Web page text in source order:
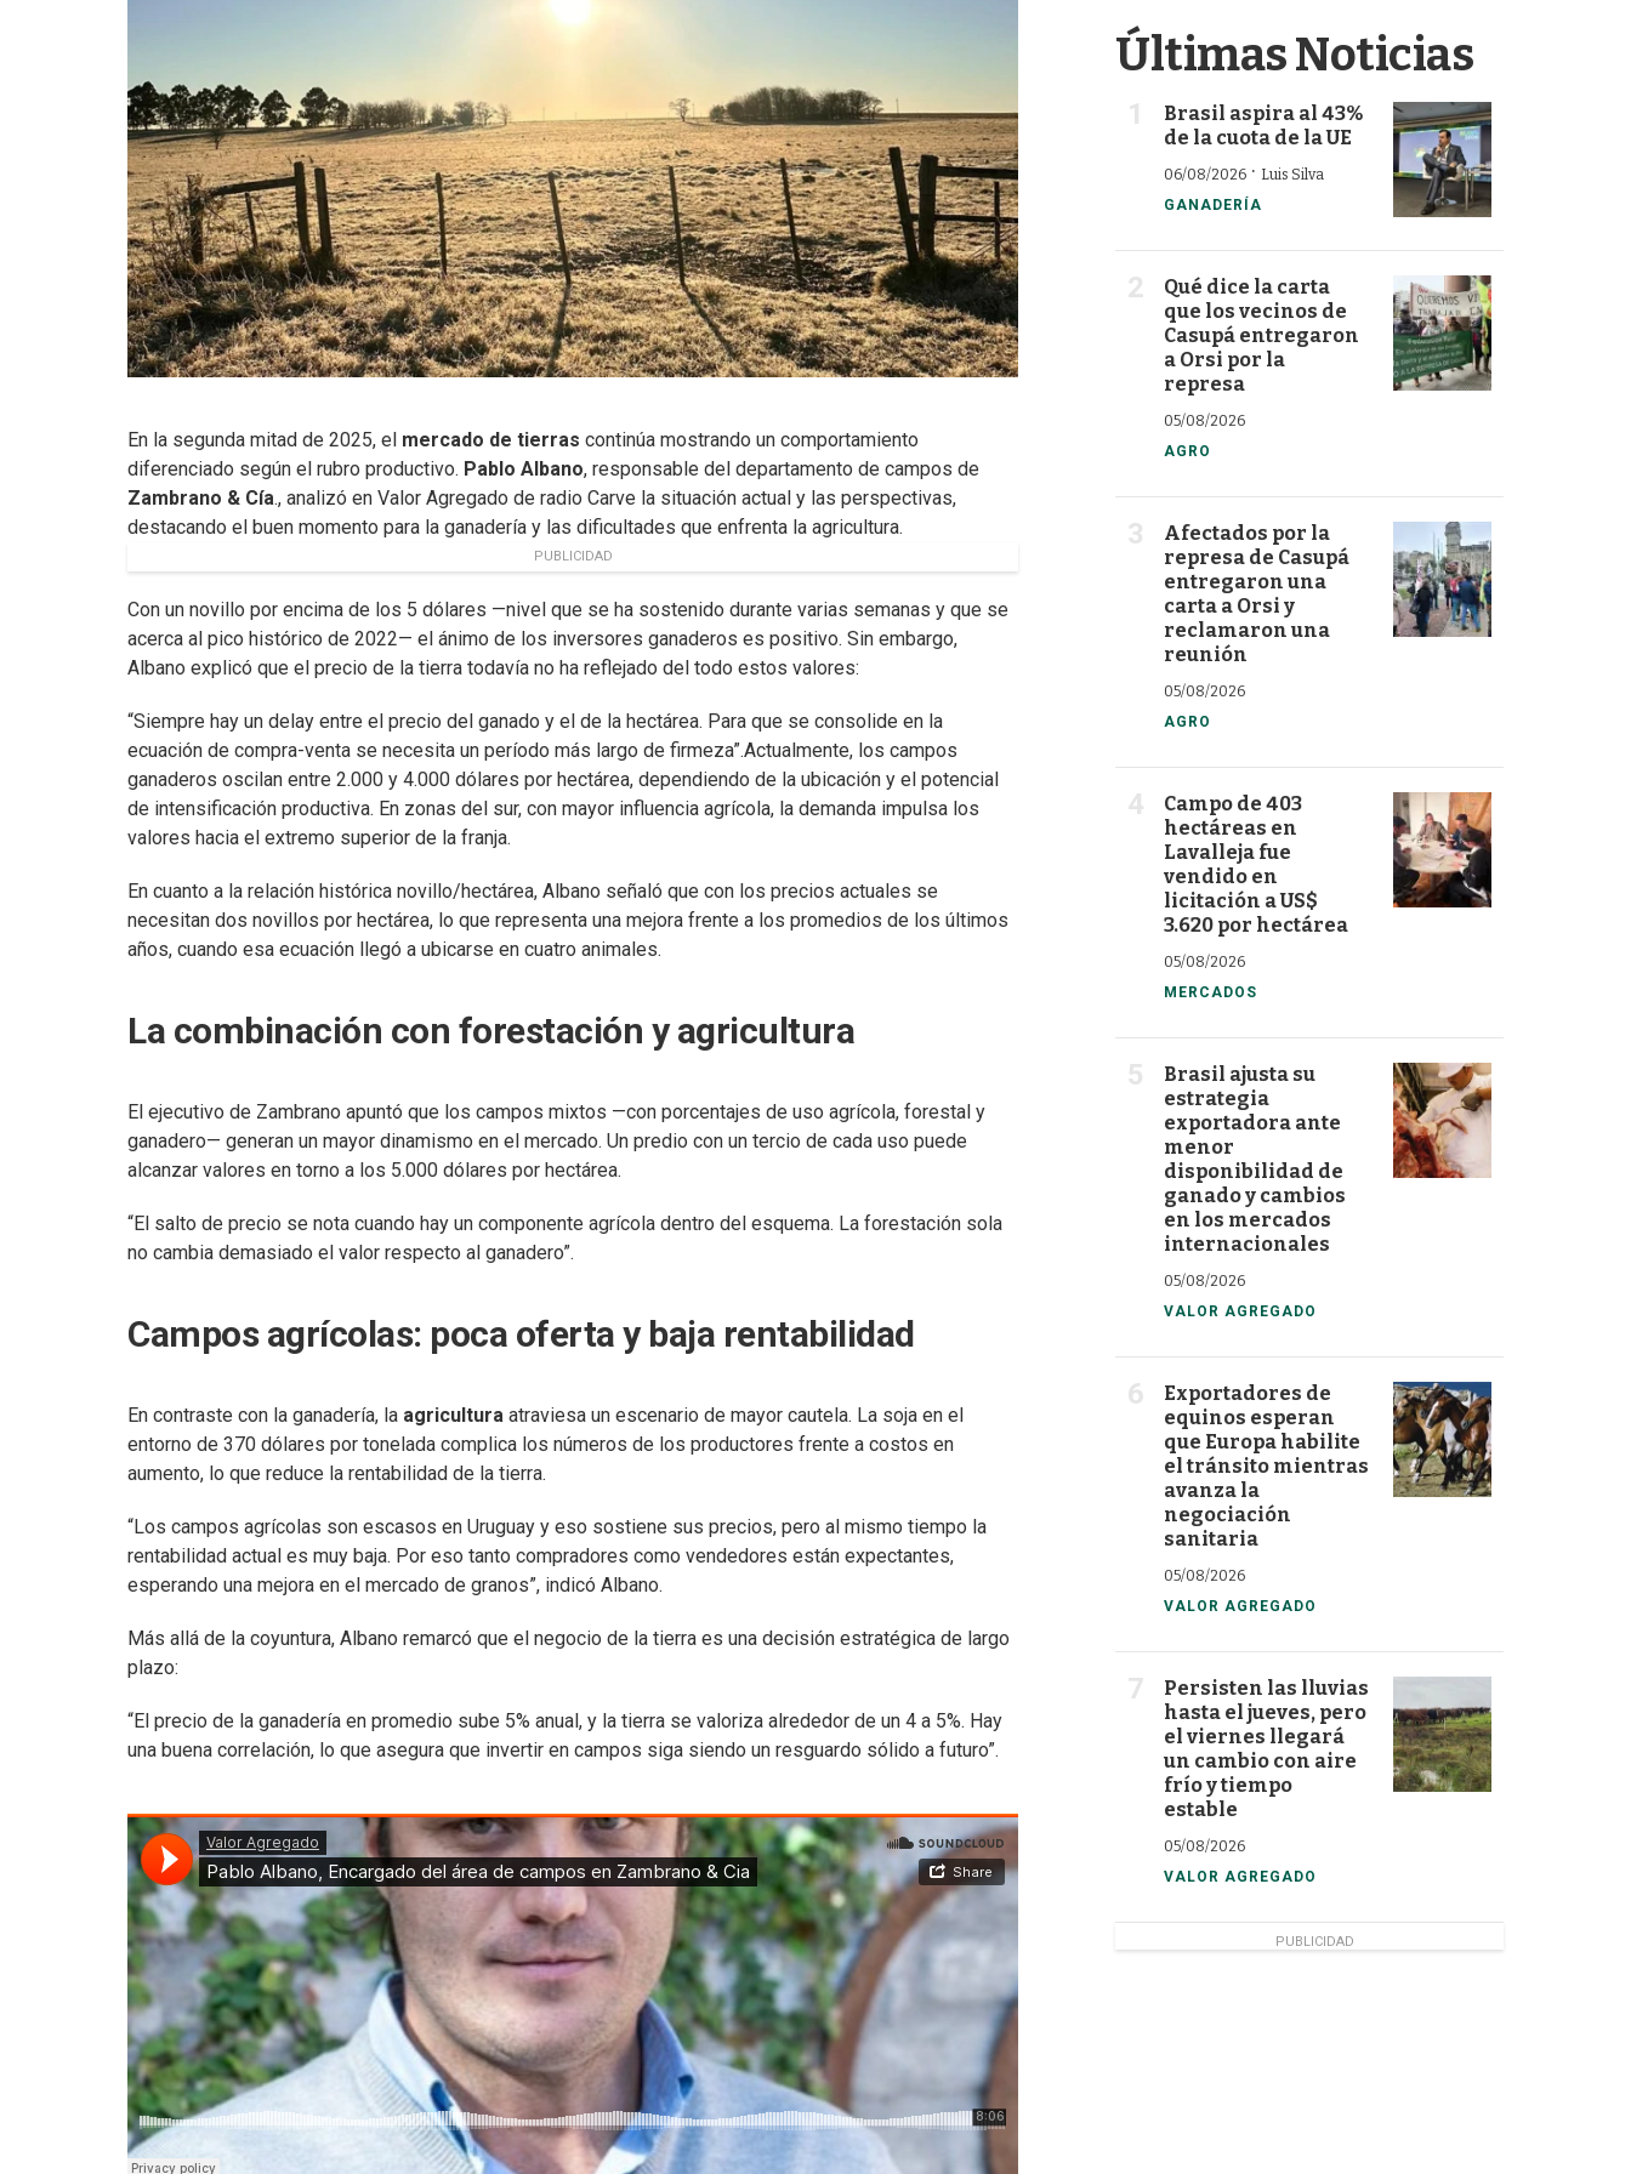
En la segunda mitad de 2025, el mercado de tierras continúa mostrando un comportamiento
diferenciado según el rubro productivo. Pablo Albano, responsable del departamento de campos de
Zambrano & Cía., analizó en Valor Agregado de radio Carve la situación actual y las perspectivas,
destacando el buen momento para la ganadería y las dificultades que enfrenta la agricultura.
PUBLICIDAD
Con un novillo por encima de los 5 dólares —nivel que se ha sostenido durante varias semanas y que se
acerca al pico histórico de 2022— el ánimo de los inversores ganaderos es positivo. Sin embargo,
Albano explicó que el precio de la tierra todavía no ha reflejado del todo estos valores:
“Siempre hay un delay entre el precio del ganado y el de la hectárea. Para que se consolide en la
ecuación de compra-venta se necesita un período más largo de firmeza”.Actualmente, los campos
ganaderos oscilan entre 2.000 y 4.000 dólares por hectárea, dependiendo de la ubicación y el potencial
de intensificación productiva. En zonas del sur, con mayor influencia agrícola, la demanda impulsa los
valores hacia el extremo superior de la franja.
En cuanto a la relación histórica novillo/hectárea, Albano señaló que con los precios actuales se
necesitan dos novillos por hectárea, lo que representa una mejora frente a los promedios de los últimos
años, cuando esa ecuación llegó a ubicarse en cuatro animales.
La combinación con forestación y agricultura
El ejecutivo de Zambrano apuntó que los campos mixtos —con porcentajes de uso agrícola, forestal y
ganadero— generan un mayor dinamismo en el mercado. Un predio con un tercio de cada uso puede
alcanzar valores en torno a los 5.000 dólares por hectárea.
“El salto de precio se nota cuando hay un componente agrícola dentro del esquema. La forestación sola
no cambia demasiado el valor respecto al ganadero”.
Campos agrícolas: poca oferta y baja rentabilidad
En contraste con la ganadería, la agricultura atraviesa un escenario de mayor cautela. La soja en el
entorno de 370 dólares por tonelada complica los números de los productores frente a costos en
aumento, lo que reduce la rentabilidad de la tierra.
“Los campos agrícolas son escasos en Uruguay y eso sostiene sus precios, pero al mismo tiempo la
rentabilidad actual es muy baja. Por eso tanto compradores como vendedores están expectantes,
esperando una mejora en el mercado de granos”, indicó Albano.
Más allá de la coyuntura, Albano remarcó que el negocio de la tierra es una decisión estratégica de largo
plazo:
“El precio de la ganadería en promedio sube 5% anual, y la tierra se valoriza alrededor de un 4 a 5%. Hay
una buena correlación, lo que asegura que invertir en campos siga siendo un resguardo sólido a futuro”.
Últimas Noticias
Brasil aspira al 43%
de la cuota de la UE
06/08/2026 · Luis Silva
GANADERÍA
Qué dice la carta
que los vecinos de
Casupá entregaron
a Orsi por la
represa
05/08/2026
AGRO
Afectados por la
represa de Casupá
entregaron una
carta a Orsi y
reclamaron una
reunión
05/08/2026
AGRO
Campo de 403
hectáreas en
Lavalleja fue
vendido en
licitación a US$
3.620 por hectárea
05/08/2026
MERCADOS
Brasil ajusta su
estrategia
exportadora ante
menor
disponibilidad de
ganado y cambios
en los mercados
internacionales
05/08/2026
VALOR AGREGADO
Exportadores de
equinos esperan
que Europa habilite
el tránsito mientras
avanza la
negociación
sanitaria
05/08/2026
VALOR AGREGADO
Persisten las lluvias
hasta el jueves, pero
el viernes llegará
un cambio con aire
frío y tiempo
estable
05/08/2026
VALOR AGREGADO
PUBLICIDAD